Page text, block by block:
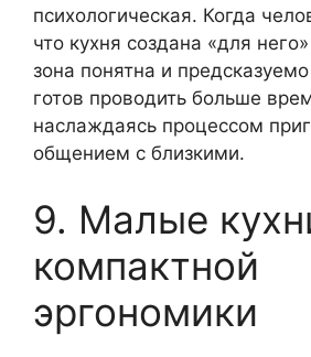
психологическая. Когда
что кухня создана «для
зона понятна и
готов проводить больше
наслаждаясь процессом
общением с близкими.
9. Малые
компактной
эргономики